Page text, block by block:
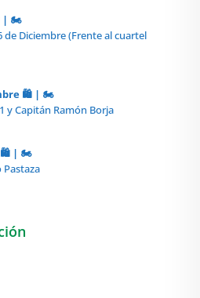
| 🏍️
de Diciembre (Frente al cuartel
🛍️ | 🏍️
y Capitán Ramón Borja
🛍️ | 🏍️
Pastaza